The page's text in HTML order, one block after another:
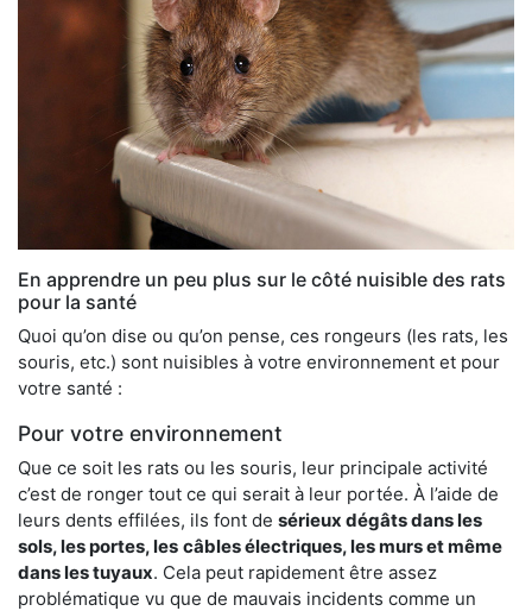
En apprendre un peu plus sur le côté nuisible des rats
pour la santé
Quoi qu’on dise ou qu’on pense, ces rongeurs (les rats, les
souris, etc.) sont nuisibles à votre environnement et pour
votre santé :
Pour votre environnement
Que ce soit les rats ou les souris, leur principale activité
c’est de ronger tout ce qui serait à leur portée. À l’aide de
leurs dents effilées, ils font de sérieux dégâts dans les
sols, les portes, les câbles électriques, les murs et même
dans les tuyaux. Cela peut rapidement être assez
problématique vu que de mauvais incidents comme un